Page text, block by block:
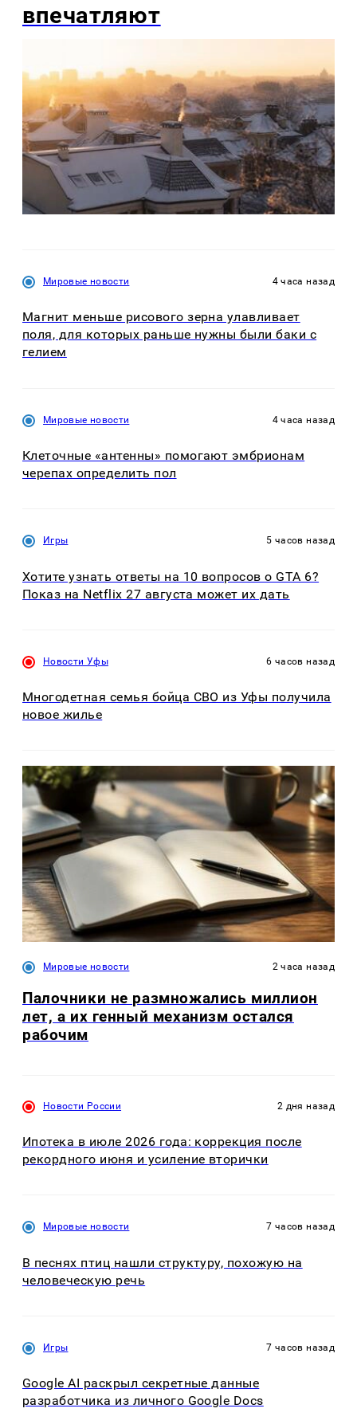
впечатляют
Мировые новости 4 часа назад
Магнит меньше рисового зерна улавливает
поля, для которых раньше нужны были баки с
гелием
Мировые новости 4 часа назад
Клеточные «антенны» помогают эмбрионам
черепах определить пол
Игры 5 часов назад
Хотите узнать ответы на 10 вопросов о GTA 6?
Показ на Netflix 27 августа может их дать
Новости Уфы 6 часов назад
Многодетная семья бойца СВО из Уфы получила
новое жилье
Мировые новости 2 часа назад
Палочники не размножались миллион
лет, а их генный механизм остался
рабочим
Новости России 2 дня назад
Ипотека в июле 2026 года: коррекция после
рекордного июня и усиление вторички
Мировые новости 7 часов назад
В песнях птиц нашли структуру, похожую на
человеческую речь
Игры 7 часов назад
Google AI раскрыл секретные данные
разработчика из личного Google Docs